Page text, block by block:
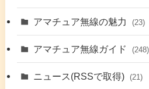
(48)
(9)
アマチュア無線の魅力 (23)
アマチュア無線ガイド (248)
(42)
ニュース(RSSで取得) (21)